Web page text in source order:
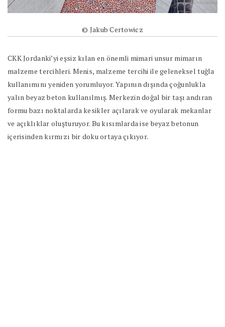
© Jakub Certowicz
CKK Jordanki’yi eşsiz kılan en önemli mimari unsur mimarın
malzeme tercihleri. Menis, malzeme tercihi ile geleneksel tuğla
kullanımını yeniden yorumluyor. Yapının dışında çoğunlukla
yalın beyaz beton kullanılmış. Merkezin doğal bir taşı andıran
formu bazı noktalarda kesikler açılarak ve oyularak mekanlar
ve açıklıklar oluşturuyor. Bu kısımlarda ise beyaz betonun
içerisinden kırmızı bir doku ortaya çıkıyor.